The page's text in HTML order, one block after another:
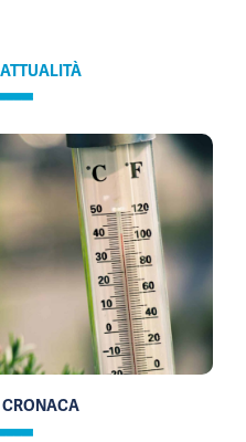
ATTUALITÀ
CRONACA